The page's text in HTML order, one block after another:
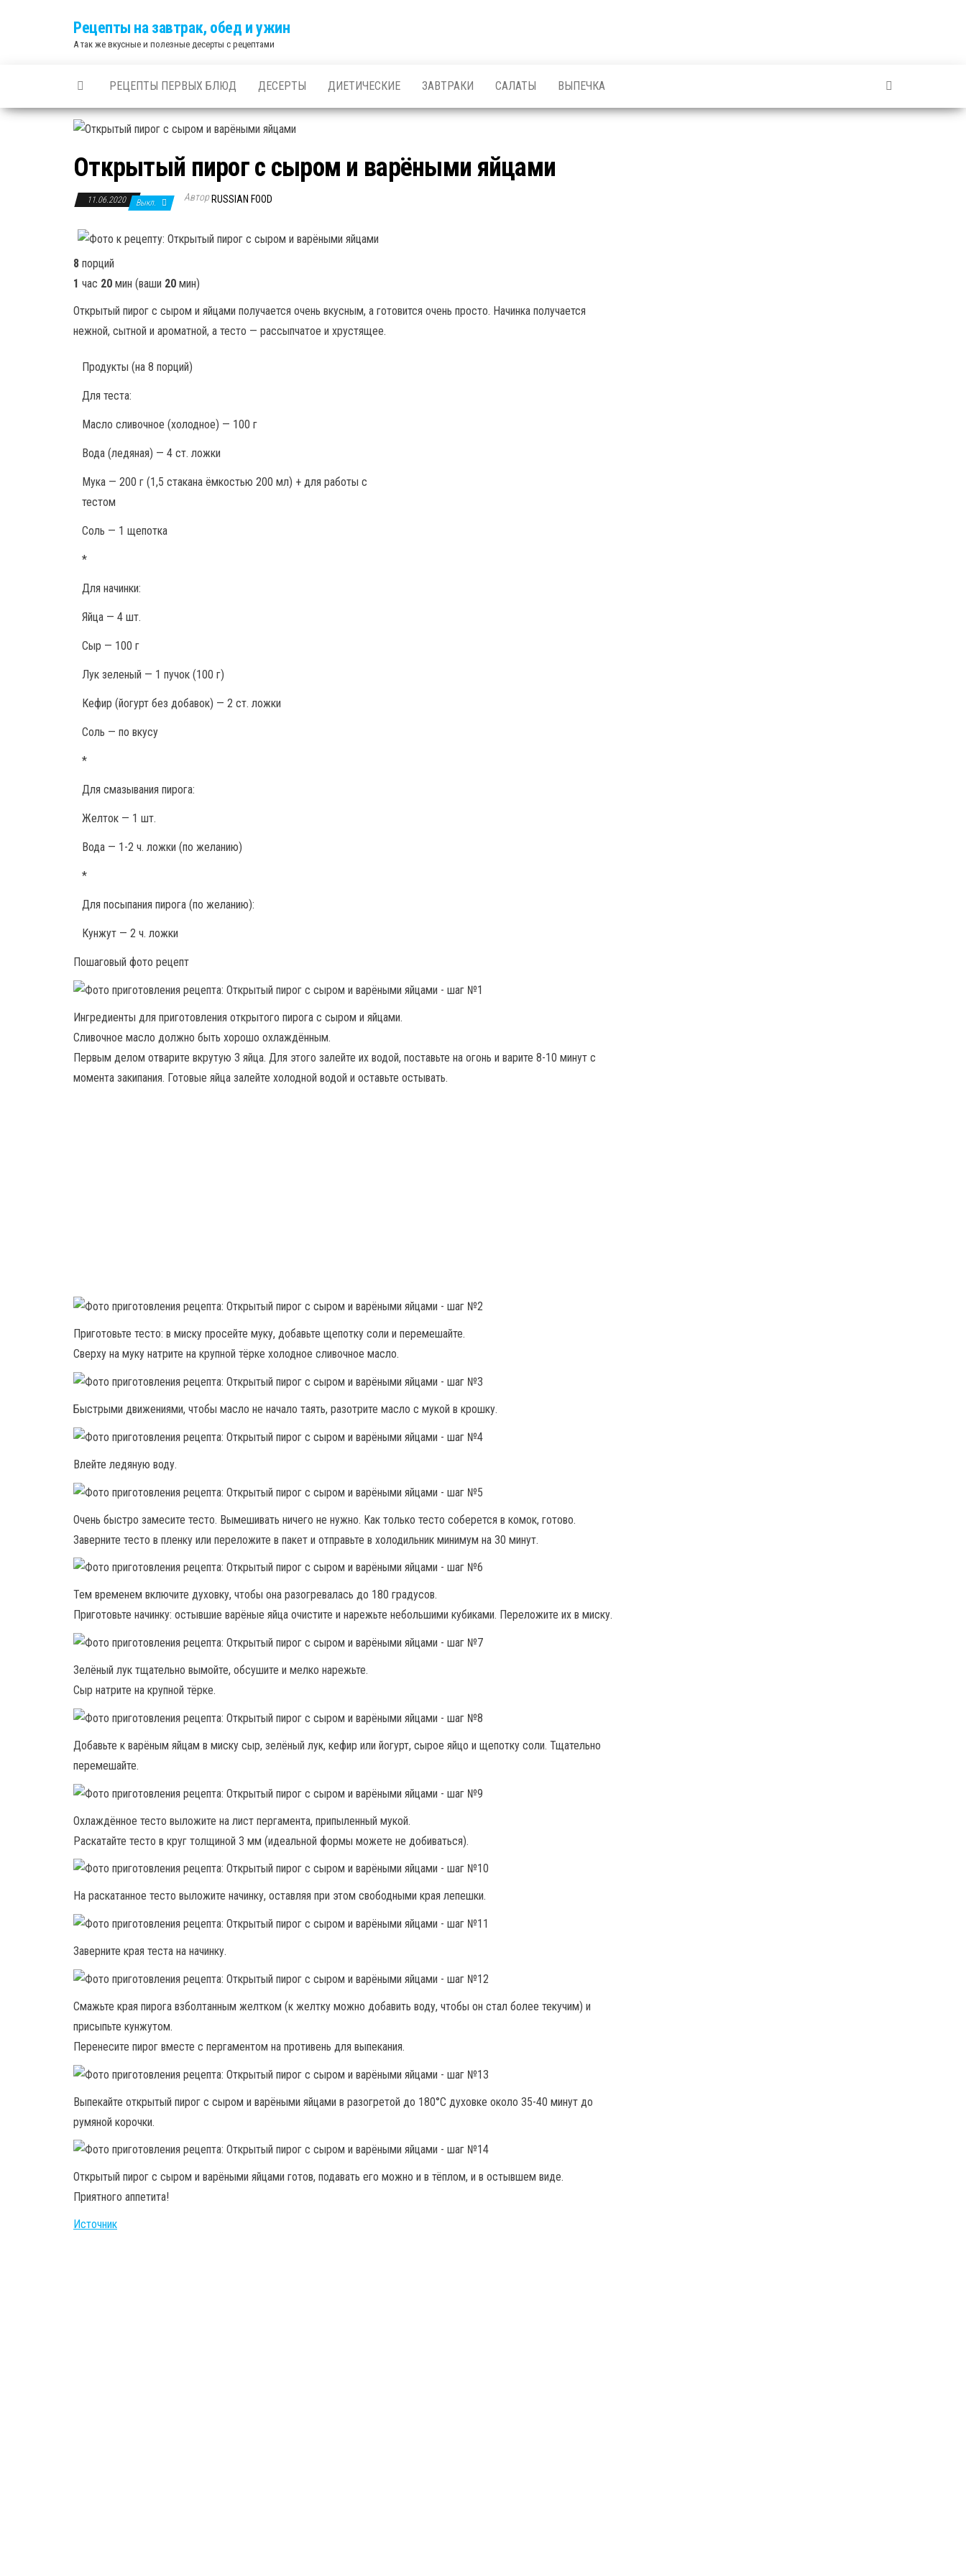
Рецепты на завтрак, обед и ужин
А так же вкусные и полезные десерты с рецептами
РЕЦЕПТЫ ПЕРВЫХ БЛЮД ДЕСЕРТЫ ДИЕТИЧЕСКИЕ ЗАВТРАКИ САЛАТЫ ВЫПЕЧКА
Открытый пирог с сыром и варёными яйцами
11.06.2020 Выкл. Автор RUSSIAN FOOD
8 порций
1 час 20 мин (ваши 20 мин)
Открытый пирог с сыром и яйцами получается очень вкусным, а готовится очень просто. Начинка получается
нежной, сытной и ароматной, а тесто — рассыпчатое и хрустящее.
Продукты (на 8 порций)
Для теста:
Масло сливочное (холодное) — 100 г
Вода (ледяная) — 4 ст. ложки
Мука — 200 г (1,5 стакана ёмкостью 200 мл) + для работы с
тестом
Соль — 1 щепотка
*
Для начинки:
Яйца — 4 шт.
Сыр — 100 г
Лук зеленый — 1 пучок (100 г)
Кефир (йогурт без добавок) — 2 ст. ложки
Соль — по вкусу
*
Для смазывания пирога:
Желток — 1 шт.
Вода — 1-2 ч. ложки (по желанию)
*
Для посыпания пирога (по желанию):
Кунжут — 2 ч. ложки
Пошаговый фото рецепт
Ингредиенты для приготовления открытого пирога с сыром и яйцами.
Сливочное масло должно быть хорошо охлаждённым.
Первым делом отварите вкрутую 3 яйца. Для этого залейте их водой, поставьте на огонь и варите 8-10 минут с
момента закипания. Готовые яйца залейте холодной водой и оставьте остывать.
Приготовьте тесто: в миску просейте муку, добавьте щепотку соли и перемешайте.
Сверху на муку натрите на крупной тёрке холодное сливочное масло.
Быстрыми движениями, чтобы масло не начало таять, разотрите масло с мукой в крошку.
Влейте ледяную воду.
Очень быстро замесите тесто. Вымешивать ничего не нужно. Как только тесто соберется в комок, готово.
Заверните тесто в пленку или переложите в пакет и отправьте в холодильник минимум на 30 минут.
Тем временем включите духовку, чтобы она разогревалась до 180 градусов.
Приготовьте начинку: остывшие варёные яйца очистите и нарежьте небольшими кубиками. Переложите их в миску.
Зелёный лук тщательно вымойте, обсушите и мелко нарежьте.
Сыр натрите на крупной тёрке.
Добавьте к варёным яйцам в миску сыр, зелёный лук, кефир или йогурт, сырое яйцо и щепотку соли. Тщательно
перемешайте.
Охлаждённое тесто выложите на лист пергамента, припыленный мукой.
Раскатайте тесто в круг толщиной 3 мм (идеальной формы можете не добиваться).
На раскатанное тесто выложите начинку, оставляя при этом свободными края лепешки.
Заверните края теста на начинку.
Смажьте края пирога взболтанным желтком (к желтку можно добавить воду, чтобы он стал более текучим) и
присыпьте кунжутом.
Перенесите пирог вместе с пергаментом на противень для выпекания.
Выпекайте открытый пирог с сыром и варёными яйцами в разогретой до 180°С духовке около 35-40 минут до
румяной корочки.
Открытый пирог с сыром и варёными яйцами готов, подавать его можно и в тёплом, и в остывшем виде.
Приятного аппетита!
Источник